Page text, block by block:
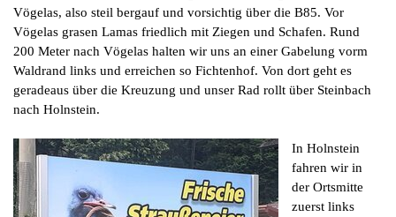
Vögelas, also steil bergauf und vorsichtig über die B85. Vor
Vögelas grasen Lamas friedlich mit Ziegen und Schafen. Rund
200 Meter nach Vögelas halten wir uns an einer Gabelung vorm
Waldrand links und erreichen so Fichtenhof. Von dort geht es
geradeaus über die Kreuzung und unser Rad rollt über Steinbach
nach Holnstein.
In Holnstein
fahren wir in
der Ortsmitte
zuerst links